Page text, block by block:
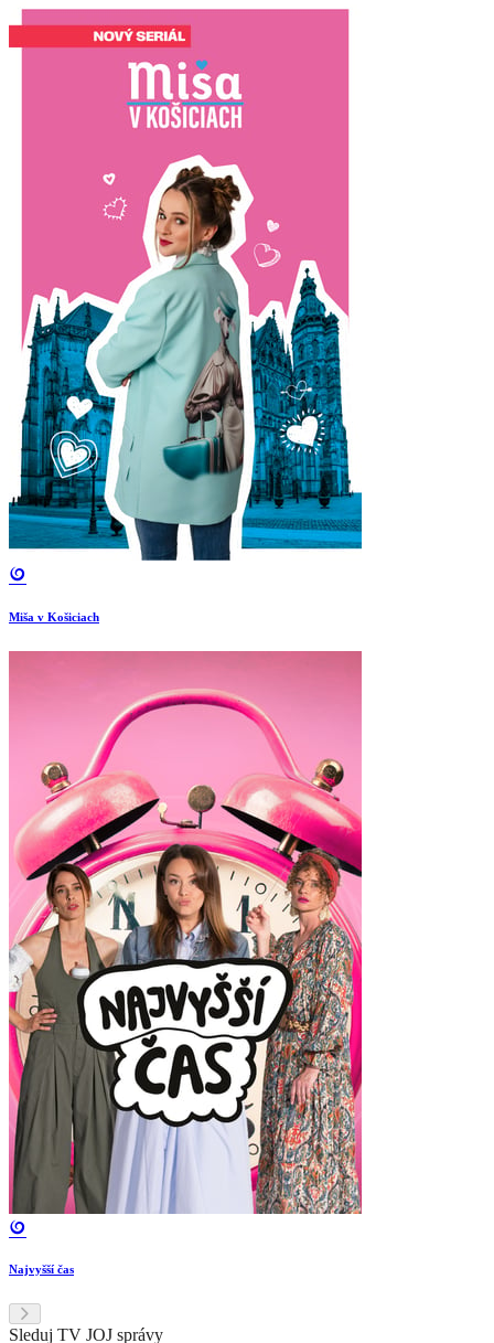
Miša v Košiciach
Najvyšší čas
Sleduj TV JOJ správy